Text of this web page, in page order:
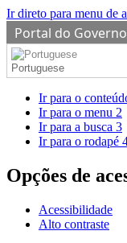
Ir direto para menu de
Portal do
Portuguese
Ir para o
Ir para o menu 2
Ir para a busca 3
Ir para o rodapé
Opções de
Acessibilidade
Alto contraste